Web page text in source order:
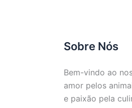
Sobre Nós
Bem-vindo ao
amor pelos
e paixão pela